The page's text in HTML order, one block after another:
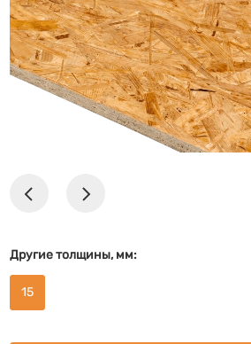
Другие толщины, мм:
15